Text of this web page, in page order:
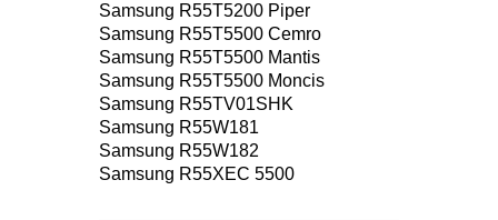
Samsung R55T5200 Piper
Samsung R55T5500 Cemro
Samsung R55T5500 Mantis
Samsung R55T5500 Moncis
Samsung R55TV01SHK
Samsung R55W181
Samsung R55W182
Samsung R55XEC 5500